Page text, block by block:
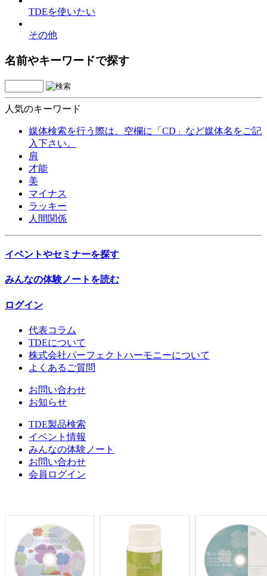
TDEを使いたい
その他
名前やキーワードで探す
人気のキーワード
媒体検索を行う際は、空欄に「CD」など媒体名をご記
入下さい。
肩
才能
美
マイナス
ラッキー
人間関係
イベントやセミナーを探す
みんなの体験ノートを読む
ログイン
代表コラム
TDEについて
株式会社パーフェクトハーモニーについて
よくあるご質問
お問い合わせ
お知らせ
TDE製品検索
イベント情報
みんなの体験ノート
お問い合わせ
会員ログイン